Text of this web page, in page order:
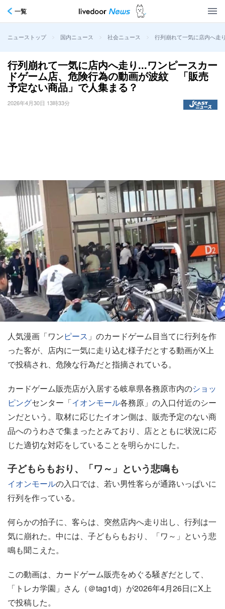
一覧
ニューストップ > 国内ニュース > 社会ニュース > 行列崩れて一気に店内へ走
行列崩れて一気に店内へ走り...ワンピースカー
ドゲーム店、危険行為の動画が波紋 「販売
予定ない商品」で人集まる？
2026年4月30日 13時33分
人気漫画「ワンピース 」のカードゲーム目当てに行列を作
った客が、店内に一気に走り込む様子だとする動画がX上
で投稿され、危険な行為だと指摘されている。
カードゲーム販売店が入居する岐阜県各務原市内のショッ
ピングセンター「イオンモール各務原」の入口付近のシー
ンだという。取材に応じたイオン側は、販売予定のない商
品へのうわさで集まったとみており、店とともに状況に応
じた適切な対応をしていることを明らかにした。
子どもらもおり、「ワ～」という悲鳴も
イオンモールの入口では、若い男性客らが通路いっぱいに
行列を作っている。
何らかの拍子に、客らは、突然店内へ走り出し、行列は一
気に崩れた。中には、子どもらもおり、「ワ～」という悲
鳴も聞こえた。
この動画は、カードゲーム販売をめぐる騒ぎだとして、
「トレカ学園」さん（＠tag1dj）が2026年4月26日にX上
で投稿した。